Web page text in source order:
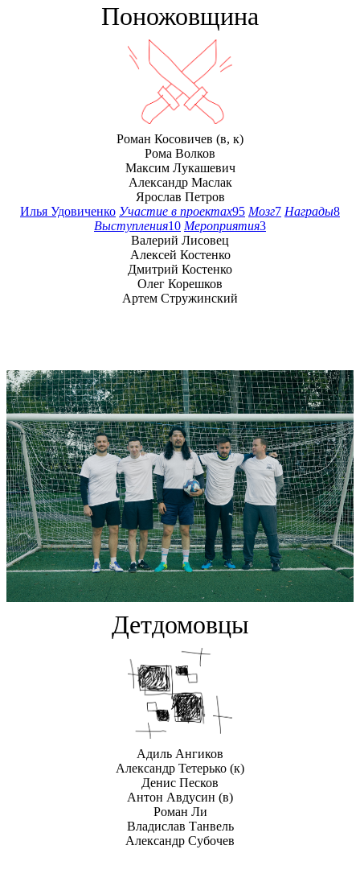
Поножовщина
Роман Косовичев (в, к)
Рома Волков
Максим Лукашевич
Александр Маслак
Ярослав Петров
Илья Удовиченко Участие в проектах95 Мозг7 Награды8
Выступления10 Мероприятия3
Валерий Лисовец
Алексей Костенко
Дмитрий Костенко
Олег Корешков
Артем Стружинский
Детдомовцы
Адиль Ангиков
Александр Тетерько (к)
Денис Песков
Антон Авдусин (в)
Роман Ли
Владислав Танвель
Александр Субочев